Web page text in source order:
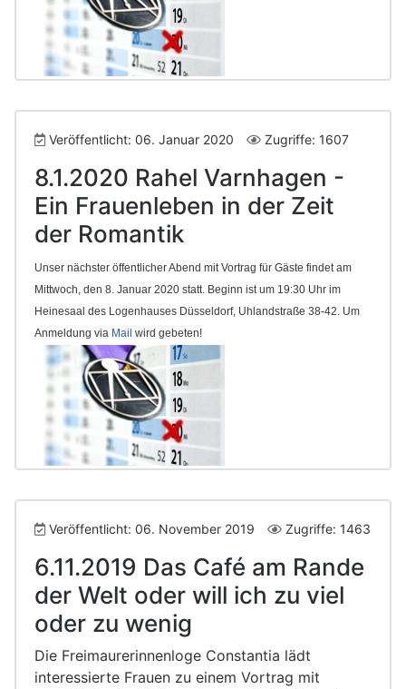
Veröffentlicht: 06. Januar 2020 Zugriffe: 1607
8.1.2020 Rahel Varnhagen -
Ein Frauenleben in der Zeit
der Romantik
Unser nächster öffentlicher Abend mit Vortrag für Gäste findet am
Mittwoch, den 8. Januar 2020 statt. Beginn ist um 19:30 Uhr im
Heinesaal des Logenhauses Düsseldorf, Uhlandstraße 38-42. Um
Anmeldung via Mail wird gebeten!
Veröffentlicht: 06. November 2019 Zugriffe: 1463
6.11.2019 Das Café am Rande
der Welt oder will ich zu viel
oder zu wenig
Die Freimaurerinnenloge Constantia lädt
interessierte Frauen zu einem Vortrag mit